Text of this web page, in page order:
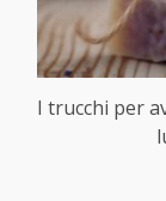
I trucchi per